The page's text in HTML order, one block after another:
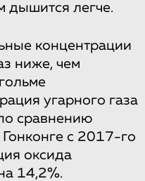
дышится легче.
концентрации
ниже, чем
угарного газа
сравнению
с 2017-го
оксида
14,2%.